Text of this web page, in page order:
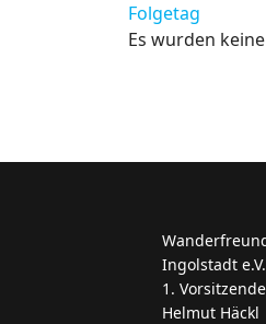
Folgetag
Es wurden
Ingolstadt e.V.
1.
Helmut Häckl